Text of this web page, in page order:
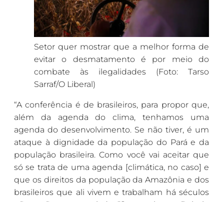
Setor quer mostrar que a melhor forma de
evitar o desmatamento é por meio do
combate às ilegalidades (Foto: Tarso
Sarraf/O Liberal)
“A conferência é de brasileiros, para propor que,
além da agenda do clima, tenhamos uma
agenda do desenvolvimento. Se não tiver, é um
ataque à dignidade da população do Pará e da
população brasileira. Como você vai aceitar que
só se trata de uma agenda [climática, no caso] e
que os direitos da população da Amazônia e dos
brasileiros que ali vivem e trabalham há séculos